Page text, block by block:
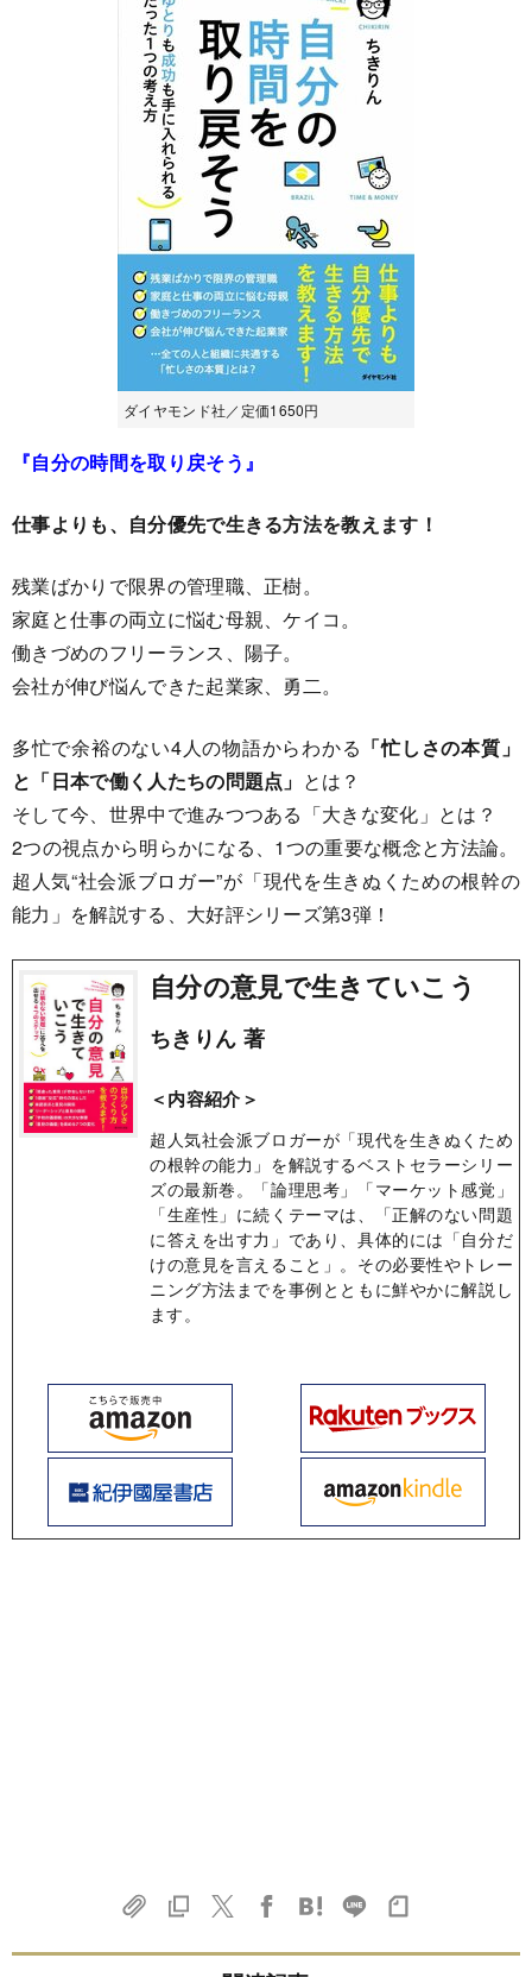
ダイヤモンド社／定価1650円
『自分の時間を取り戻そう』
仕事よりも、自分優先で生きる方法を教えます！
残業ばかりで限界の管理職、正樹。
家庭と仕事の両立に悩む母親、ケイコ。
働きづめのフリーランス、陽子。
会社が伸び悩んできた起業家、勇二。
多忙で余裕のない4人の物語からわかる 「忙しさの本質」
と「日本で働く人たちの問題点」 とは？
そして今、世界中で進みつつある「大きな変化」とは？
2つの視点から明らかになる、1つの重要な概念と方法論。
超人気“社会派ブロガー”が「現代を生きぬくための根幹の
能力」を解説する、大好評シリーズ第3弾！
自分の意見で生きていこう
ちきりん 著
＜内容紹介＞
超人気社会派ブロガーが「現代を生きぬくため
の根幹の能力」を解説するベストセラーシリー
ズの最新巻。「論理思考」「マーケット感覚」
「生産性」に続くテーマは、「正解のない問題
に答えを出す力」であり、具体的には「自分だ
けの意見を言えること」。その必要性やトレー
ニング方法までを事例とともに鮮やかに解説し
ます。